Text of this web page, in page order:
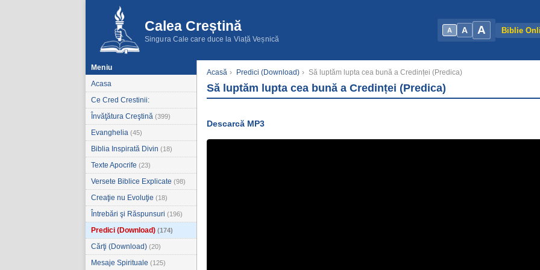
Calea Creștină
Singura Cale care duce la Viață Veșnică
A A A Biblie
Meniu
Acasa
Ce Cred Crestinii:
Învăţătura Creştină (399)
Evanghelia (45)
Biblia Inspirată Divin (18)
Texte Apocrife (23)
Versete Biblice Explicate (98)
Creaţie nu Evoluţie (18)
Întrebări şi Răspunsuri (196)
Predici (Download) (174)
Cărţi (Download) (20)
Mesaje Spirituale (125)
Acasă › Predici (Download) › Să luptăm lupta cea bună a Credinței (Predica)
Să luptăm lupta cea bună a Credinței (Predica)
Descarcă MP3